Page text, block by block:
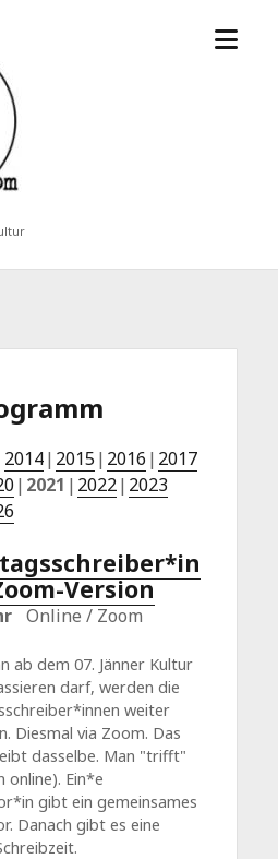
Menü
2014 2015 2016 2017
2021 2022 2023
Version
Online / Zoom
ab dem 07. Jänner Kultur
darf, werden die
weiter
Diesmal via Zoom. Das
dasselbe. Man "trifft"
online). Ein*e
gibt ein gemeinsames
Danach gibt es eine